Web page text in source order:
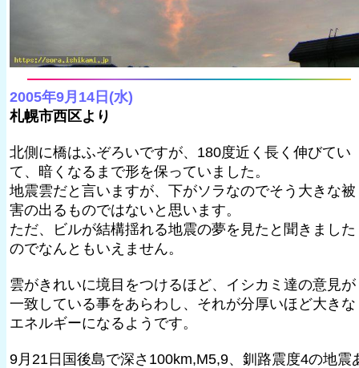
2005年9月14日(水)
札幌市西区より
北側に橋はふぞろいですが、180度近く長く伸びてい
て、暗くなるまで形を保っていました。
地震雲だと言いますが、下がソラなのでそう大きな被
害の出るものではないと思います。
ただ、ビルが結構揺れる地震の夢を見たと聞きました
のでなんともいえません。
雲がきれいに境目をつけるほど、イシカミ達の意見が
一致している事をあらわし、それが分厚いほど大きな
エネルギーになるようです。
9月21日国後島で深さ100km,M5,9、釧路震度4の地震